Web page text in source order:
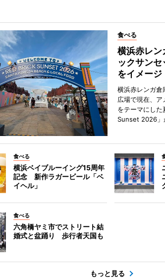
食べる
横浜赤レン
ックサン
をイメージ
横浜赤レンガ倉
広場で現在、ア
をテーマにし
Sunset 2026」
食べる
横浜ベイブルーイング15周年
記念 新作ラガービール「ベ
イヘル」
食べる
六角橋ヤミ市でストリート結
婚式と盆踊り 歩行者天国も
もっと見る